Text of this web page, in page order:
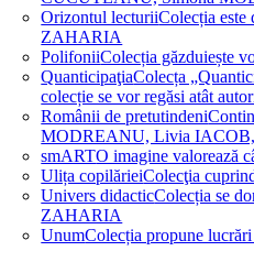
Orizontul lecturiiColecția
ZAHARIA
PolifoniiColecția găzduiește
QuanticipaţiaColecța
colecție se vor regăsi atât
Românii de pretutindeni
MODREANU, Livia
smARTO imagine valorează
Ulița copilărieiColecţia
Univers didacticColecția se
ZAHARIA
UnumColecția propune